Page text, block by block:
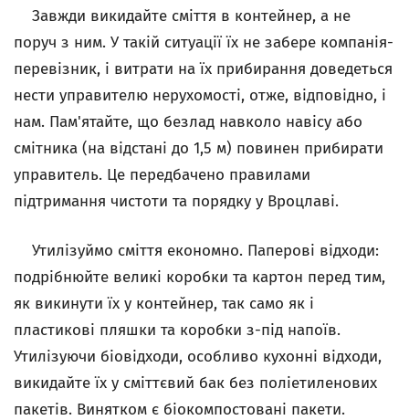
Завжди викидайте сміття в контейнер, а не
поруч з ним. У такій ситуації їх не забере компанія-
перевізник, і витрати на їх прибирання доведеться
нести управителю нерухомості, отже, відповідно, і
нам. Пам'ятайте, що безлад навколо навісу або
смітника (на відстані до 1,5 м) повинен прибирати
управитель. Це передбачено правилами
підтримання чистоти та порядку у Вроцлаві.
Утилізуймо сміття економно. Паперові відходи:
подрібнюйте великі коробки та картон перед тим,
як викинути їх у контейнер, так само як і
пластикові пляшки та коробки з-під напоїв.
Утилізуючи біовідходи, особливо кухонні відходи,
викидайте їх у сміттєвий бак без поліетиленових
пакетів. Винятком є біокомпостовані пакети.